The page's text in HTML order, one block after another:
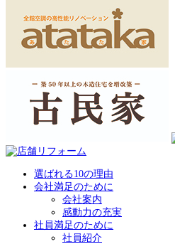
選ばれる10の理由
会社満足のために
会社案内
感動力の充実
社員満足のために
社員紹介